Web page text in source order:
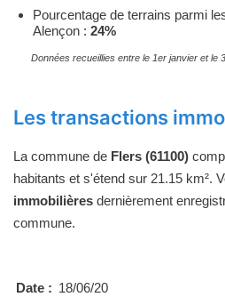
Pourcentage de terrains parmi
Alençon : 24%
Données recueillies entre le 1er janvier et le
Les transactions
La commune de Flers (61100)
habitants et s'étend sur 21.15 km².
immobilières dernièrement
commune.
Date : 18/06/20